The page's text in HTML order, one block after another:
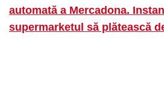
automată a Mercadona.
supermarketul să plătească